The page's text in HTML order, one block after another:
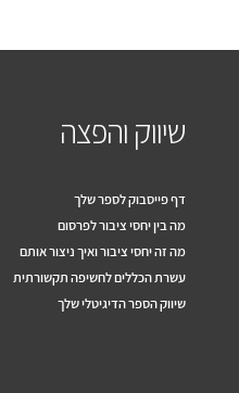
שיווק והפצה
דף פייסבוק לספר שלך
מה בין יחסי ציבור לפרסום
מה זה יחסי ציבור ואיך ניצור אותם
עשרת הכללים לחשיפה תקשורתית
שיווק הספר הדיגיטלי שלך